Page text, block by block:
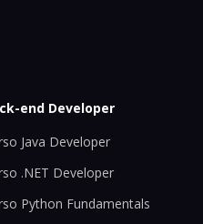
end Developer
Java Developer
.NET Developer
Python Fundamentals